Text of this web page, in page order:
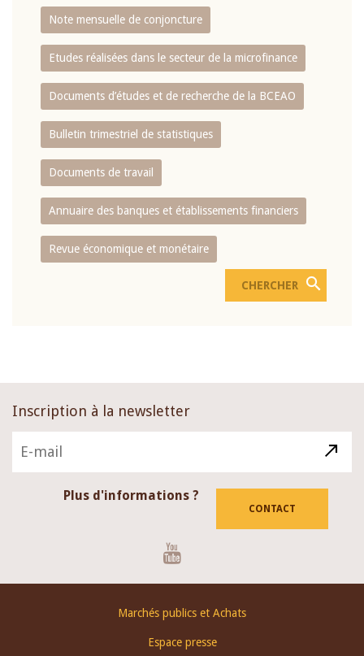
Note mensuelle de conjoncture
Etudes réalisées dans le secteur de la microfinance
Documents d’études et de recherche de la BCEAO
Bulletin trimestriel de statistiques
Documents de travail
Annuaire des banques et établissements financiers
Revue économique et monétaire
Inscription à la newsletter
Plus d'informations ?
CONTACT
Marchés publics et Achats
Espace presse